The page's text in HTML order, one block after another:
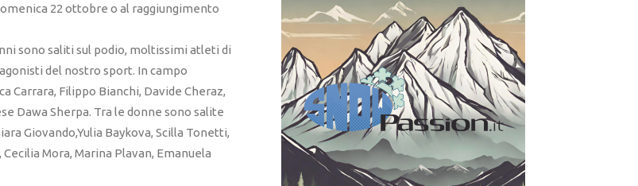
22 ottobre o al raggiungimento
sono saliti sul podio, moltissimi atleti di
del nostro sport. In campo
Carrara, Filippo Bianchi, Davide Cheraz,
Dawa Sherpa. Tra le donne sono salite
Giovando,Yulia Baykova, Scilla Tonetti,
Mora, Marina Plavan, Emanuela